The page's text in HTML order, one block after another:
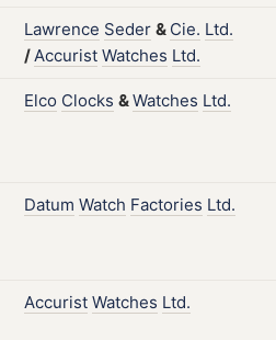
Lawrence Seder & Cie. Ltd.
/Accurist Watches Ltd.
Elco Clocks &Watches Ltd.
Datum Watch Factories Ltd.
Accurist Watches Ltd.